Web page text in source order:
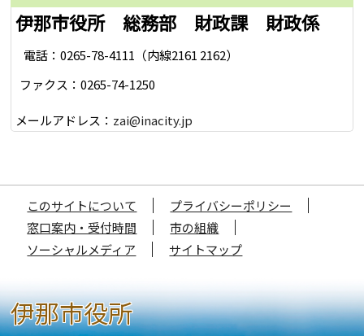
伊那市役所 総務部 財政課 財政係
電話：0265-78-4111（内線2161 2162）
ファクス：0265-74-1250
メールアドレス： zai@inacity.jp
このサイトについて
プライバシーポリシー
窓口案内・受付時間
市の組織
ソーシャルメディア
サイトマップ
伊那市役所